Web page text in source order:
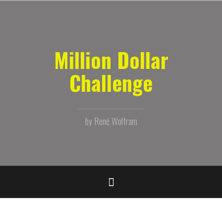
Million Dollar
Challenge
by René Wolfram